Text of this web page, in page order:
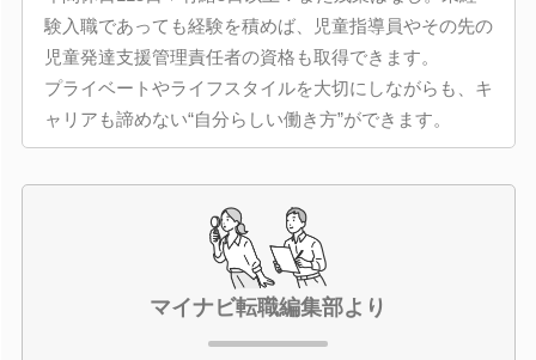
験入職であっても経験を積めば、児童指導員やその先の
児童発達支援管理責任者の資格も取得できます。
プライベートやライフスタイルを大切にしながらも、キ
ャリアも諦めない“自分らしい働き方”ができます。
マイナビ転職編集部より